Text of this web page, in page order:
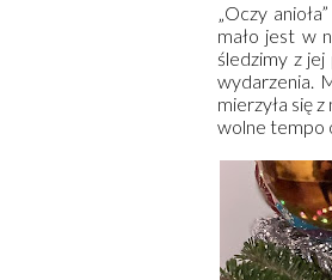
„Oczy
mało jest w
śledzimy z
wydarzenia.
mierzyła się
wolne tempo